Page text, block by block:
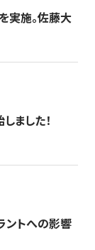
実施。佐藤大
ました！
ントへの影響